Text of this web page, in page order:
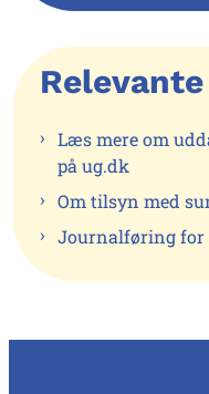
Læs mere om
på ug.dk
Om tilsyn med
Journalføring